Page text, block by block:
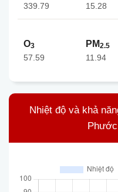
339.79 15.28
O3
57.59
PM2.5
11.94
Nhiệt độ và khả